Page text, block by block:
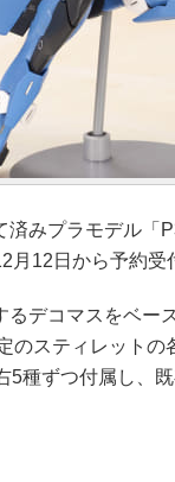
みプラモデル「
12日から予約受
デコマスをベー
のスティレット
5種ずつ付属し、